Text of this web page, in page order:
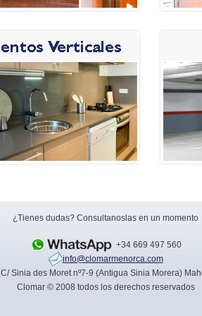
¿Tienes dudas? Consultanoslas en un momento
+34 669 497 560
info@clomarmenorca.com
C/ Sinia des Moret nº7-9 (Antigua Sinia Morera)
Clomar © 2008 todos los derechos reservados